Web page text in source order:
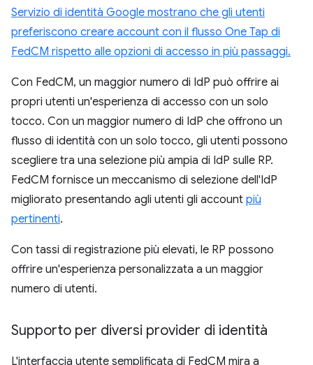
Servizio di identità Google mostrano che gli utenti
preferiscono creare account con il flusso One Tap di
FedCM rispetto alle opzioni di accesso in più passaggi.
Con FedCM, un maggior numero di IdP può offrire ai
propri utenti un'esperienza di accesso con un solo
tocco. Con un maggior numero di IdP che offrono un
flusso di identità con un solo tocco, gli utenti possono
scegliere tra una selezione più ampia di IdP sulle RP.
FedCM fornisce un meccanismo di selezione dell'IdP
migliorato presentando agli utenti gli account più
pertinenti.
Con tassi di registrazione più elevati, le RP possono
offrire un'esperienza personalizzata a un maggior
numero di utenti.
Supporto per diversi provider di identità
L'interfaccia utente semplificata di FedCM mira a